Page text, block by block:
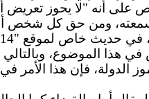
تنص على أنه "لا يحوز
ومن حق كل شخص
في هذا الموضوع،
الدولة، فإن هذا الأمر